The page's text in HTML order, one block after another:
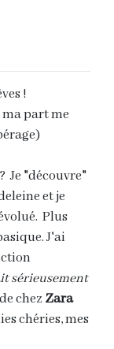
!
ma part me
Je "découvre"
et je
Plus
J'ai
sérieusement
chez Zara
chéries, mes